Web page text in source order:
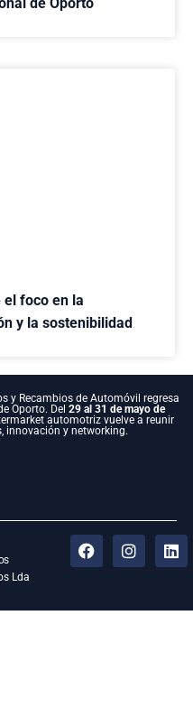
el foco en la
y la sostenibilidad
y Recambios de Automóvil regresa
Oporto. Del 29 al 31 de mayo de
automotriz vuelve a reunir
innovación y networking.
Lda